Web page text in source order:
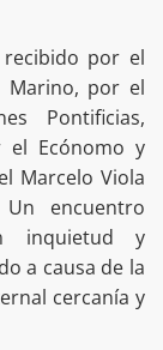
por el
Marino, por el
Pontificias,
el Ecónomo y
Marcelo Viola
encuentro
inquietud y
a causa de la
cercanía y